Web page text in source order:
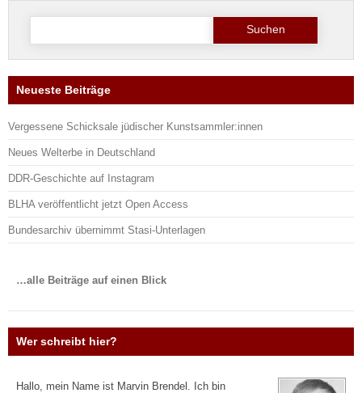
Suche
Neueste Beiträge
Vergessene Schicksale jüdischer Kunstsammler:innen
Neues Welterbe in Deutschland
DDR-Geschichte auf Instagram
BLHA veröffentlicht jetzt Open Access
Bundesarchiv übernimmt Stasi-Unterlagen
…alle Beiträge auf einen Blick
Wer schreibt hier?
Hallo, mein Name ist Marvin Brendel. Ich bin